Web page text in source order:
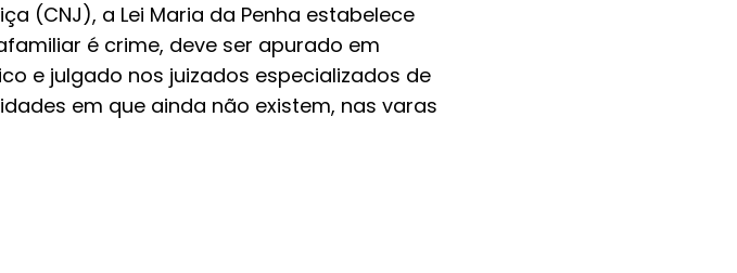
(CNJ), a Lei Maria da Penha estabelece
é crime, deve ser apurado em
e julgado nos juizados especializados de
em que ainda não existem, nas varas